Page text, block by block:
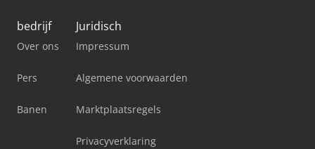
bedrijf
Over ons
Pers
Banen
Juridisch
Impressum
Algemene voorwaarden
Marktplaatsregels
Privacyverklaring